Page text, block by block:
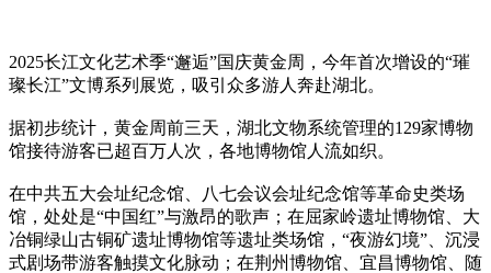
2025长江文化艺术季“邂逅”国庆黄金周，今年首次增设的“璀
璨长江”文博系列展览，吸引众多游人奔赴湖北。
据初步统计，黄金周前三天，湖北文物系统管理的129家博物
馆接待游客已超百万人次，各地博物馆人流如织。
在中共五大会址纪念馆、八七会议会址纪念馆等革命史类场
馆，处处是“中国红”与激昂的歌声；在屈家岭遗址博物馆、大
冶铜绿山古铜矿遗址博物馆等遗址类场馆，“夜游幻境”、沉浸
式剧场带游客触摸文化脉动；在荆州博物馆、宜昌博物馆、随